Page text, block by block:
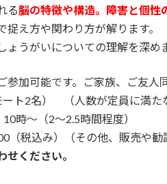
る脳の特徴や構造。障害と個性
え方や関わり方が解ります。
ょうがいについての理解を深め
参加可能です。ご家族、ご友人
ト2名） （人数が定員に満た
時～（2～2.5時間程度）
（税込み）（その他、販売や
せください。